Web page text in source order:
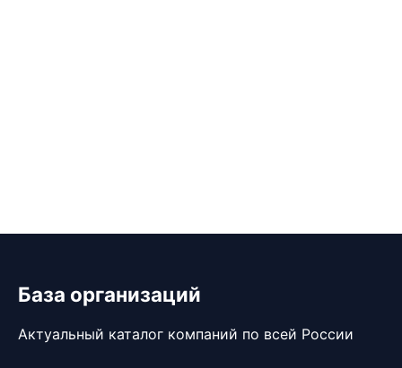
База организаций
Актуальный каталог компаний по всей России